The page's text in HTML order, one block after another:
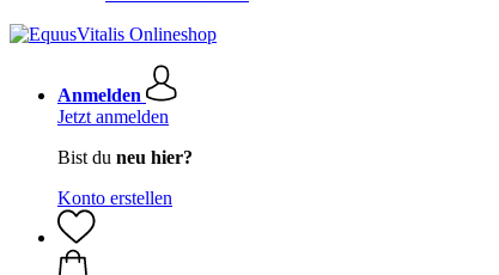
Anmelden
Jetzt anmelden
Bist du neu hier?
Konto erstellen